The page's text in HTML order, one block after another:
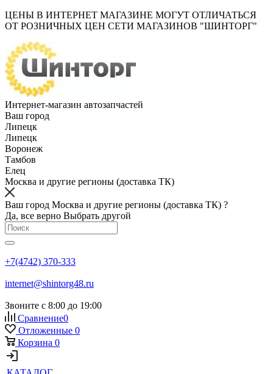
ЦЕНЫ В ИНТЕРНЕТ МАГАЗИНЕ МОГУТ ОТЛИЧАТЬСЯ
ОТ РОЗНИЧНЫХ ЦЕН СЕТИ МАГАЗИНОВ "ШИНТОРГ"
Интернет-магазин автозапчастей
Ваш город
Липецк
Липецк
Воронеж
Тамбов
Елец
Москва и другие регионы (доставка ТК)
Ваш город Москва и другие регионы (доставка ТК) ?
Да, все верно Выбрать другой
+7(4742) 370-333
internet@shintorg48.ru
Звоните с 8:00 до 19:00
Сравнение0
Отложенные 0
Корзина 0